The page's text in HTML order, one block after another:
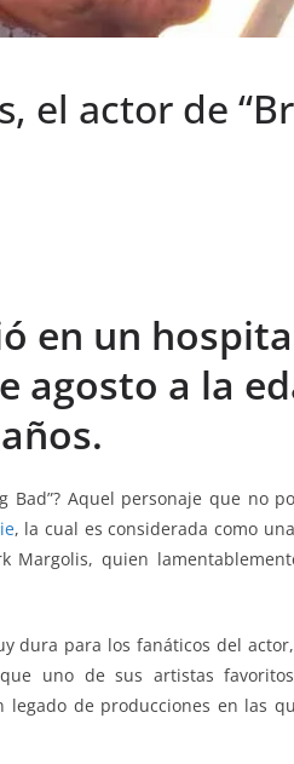
el actor de
en un
agosto a la
años.
Bad”? Aquel personaje que no
, la cual es considerada como
Margolis, quien
dura para los fanáticos del
uno de sus artistas
de producciones en las